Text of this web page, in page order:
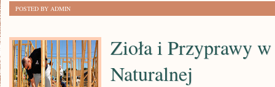
POSTED BY ADMIN
Zioła i Przyprawy
Naturalnej